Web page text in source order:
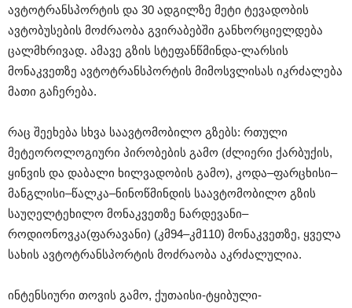
ავტოტრანსპორტის და 30 ადგილზე მეტი ტევადობის
ავტობუსების მოძრაობა გვირაბებში განხორციელდება
ცალმხრივად. ამავე გზის სტეფანწმინდა-ლარსის
მონაკვეთზე ავტოტრანსპორტის მიმოსვლისას იკრძალება
მათი გაჩერება.
რაც შეეხება სხვა საავტომობილო გზებს: რთული
მეტეოროლოგიური პირობების გამო (ძლიერი ქარბუქის,
ყინვის და დაბალი ხილვადობის გამო), კოდა–ფარცხისი–
მანგლისი–წალკა–ნინოწმინდის საავტომობილო გზის
საუღელტეხილო მონაკვეთზე ნარდევანი–
როდიონოვკა(ფარავანი) (კმ94–კმ110) მონაკვეთზე, ყველა
სახის ავტოტრანსპორტის მოძრაობა აკრძალულია.
ინტენსიური თოვის გამო, ქუთაისი-ტყიბული-